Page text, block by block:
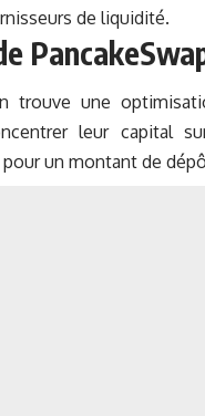
de liquidité.
trouve une
leur capital
un montant de